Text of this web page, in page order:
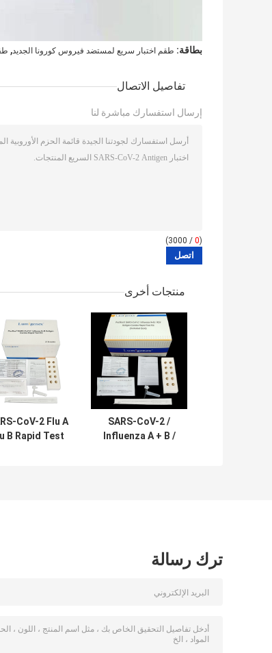
بطاقة: طقم اختبار سريع لمستضد فيروس كورونا الجديد,
تفاصيل الاتصال
إرسال استفسارك مباشرة لنا
(
0
/ 3000)
منتجات أخرى
SARS-CoV-2 /
Influenza A + B /
CoV-2 Flu A
B Rapid Test
ترك رسالة